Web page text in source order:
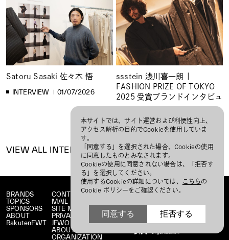
Satoru Sasaki 佐々木 悟
INTERVIEW 01/07/2026
ssstein 浅川喜一朗 |
FASHION PRIZE OF TOKYO
2025 受賞ブランドインタビュ
ー
INTERVIEW 12/01/2025
VIEW ALL INTERVIEW
BRANDS
TOPICS
SPONSORS
ABOUT
RakutenFWT
CONTACT
MAIL MAGAZINE
SITE MAP
PRIVACY POLICY
JFWO LINK
ABOUT JFW
ORGANIZATION
本サイトでは、サイト運営および利便性向上、
アクセス解析の目的でCookieを使用していま
す。
「同意する」を選択された場合、Cookieの使用
に同意したものとみなされます。
Cookieの使用に同意されない場合は、「拒否す
る」を選択してください。
使用するCookieの詳細については、
こちらの
Cookie ポリシーをご確認ください。
同意する 拒否する